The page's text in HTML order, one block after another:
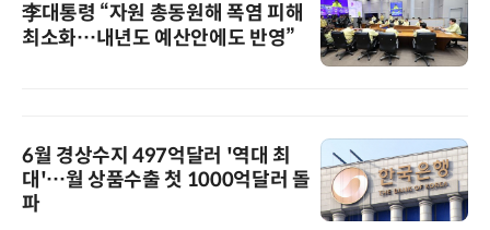
李대통령 “자원 총동원해 폭염 피해
최소화…내년도 예산안에도 반영”
6월 경상수지 497억달러 '역대 최
대'…월 상품수출 첫 1000억달러 돌
파